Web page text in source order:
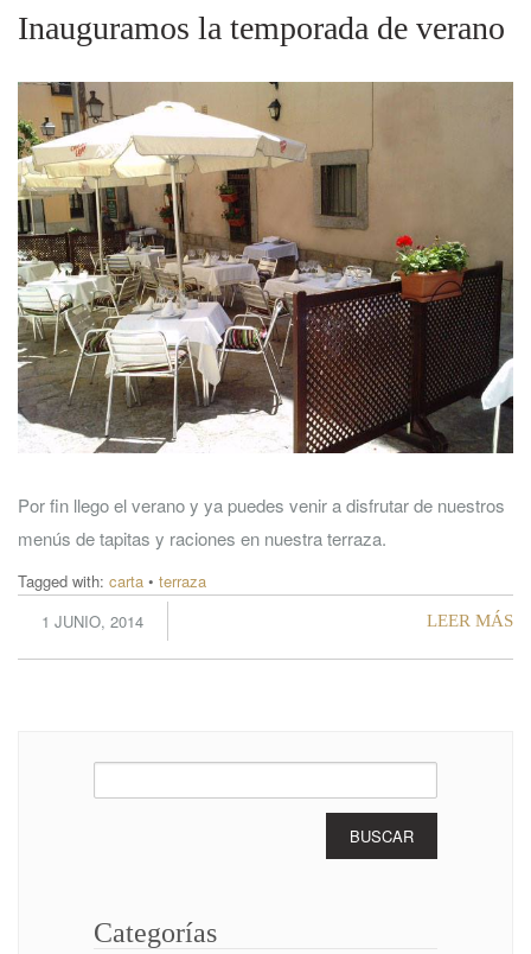
Inauguramos la temporada de verano
Por fin llego el verano y ya puedes venir a disfrutar de nuestros
menús de tapitas y raciones en nuestra terraza.
Tagged with: carta • terraza
LEER MÁS
1 JUNIO, 2014
Categorías